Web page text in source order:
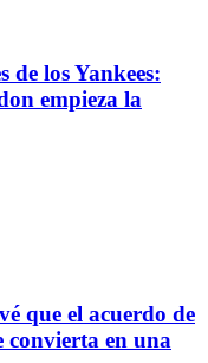
de los Yankees:
empieza la
que el acuerdo de
convierta en una